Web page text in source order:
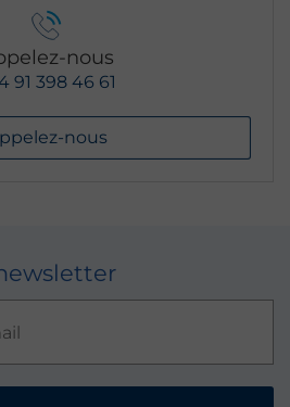
nous
91 398 46 61
nous